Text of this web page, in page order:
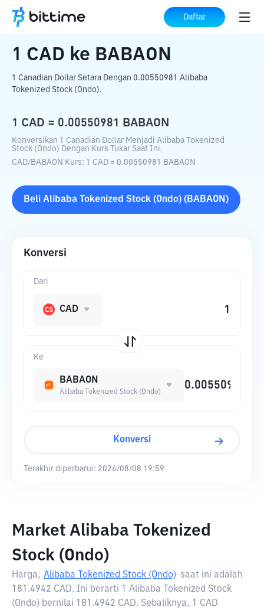
Daftar
Beranda Konverter Kripto ke BABAON
1 CAD ke BABAON
1 Canadian Dollar Setara Dengan 0.00550981 Alibaba
Tokenized Stock (Ondo).
1 CAD = 0.00550981 BABAON
Konversikan 1 Canadian Dollar Menjadi Alibaba Tokenized
Stock (Ondo) Dengan Kurs Tukar Saat Ini.
CAD/BABAON Kurs: 1 CAD = 0.00550981 BABAON
Beli Alibaba Tokenized Stock (Ondo) ( BABAON )
Konversi
Ke
BABAON
Alibaba Tokenized Stock (Ondo)
Dari
CAD
Konversi
Terakhir diperbarui: 2026/08/08 19:59
Market Alibaba Tokenized
Stock (Ondo)
Harga, Alibaba Tokenized Stock (Ondo) saat ini adalah
181.4942 CAD. Ini berarti 1 Alibaba Tokenized Stock
(Ondo) bernilai 181.4942 CAD. Sebaliknya, 1 CAD